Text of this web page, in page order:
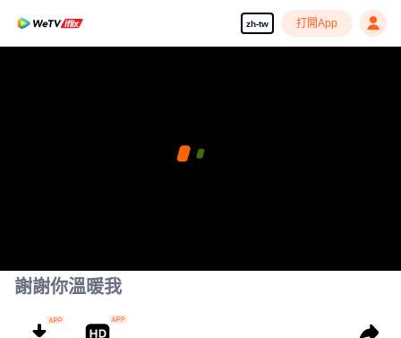
zh-tw 打開App
謝謝你溫暖我